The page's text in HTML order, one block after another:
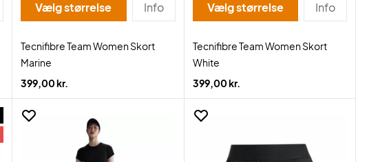
Vælg størrelse Info
Tecnifibre Team Women Skort
Marine
399,00 kr.
Vælg størrelse Info
Tecnifibre Team Women Skort
White
399,00 kr.